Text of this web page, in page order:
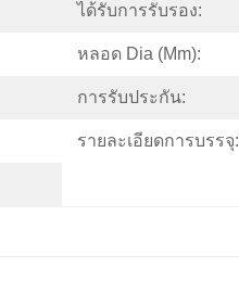
ได้รับการรับรอง:
หลอด Dia (mm):
การรับประกัน:
รายละเอียดการบรรจุ: